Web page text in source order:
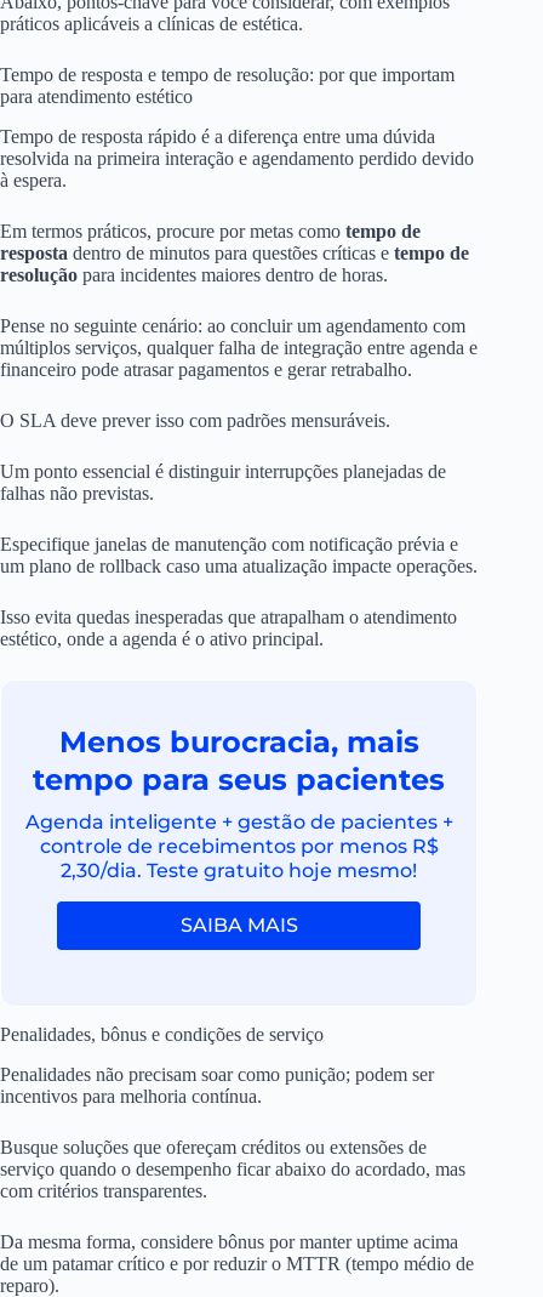
práticos aplicáveis a clínicas de estética.
Tempo de resposta e tempo de resolução: por que importam
para atendimento estético
Tempo de resposta rápido é a diferença entre uma dúvida
resolvida na primeira interação e agendamento perdido devido
à espera.
Em termos práticos, procure por metas como tempo de
resposta dentro de minutos para questões críticas e tempo de
resolução para incidentes maiores dentro de horas.
Pense no seguinte cenário: ao concluir um agendamento com
múltiplos serviços, qualquer falha de integração entre agenda e
financeiro pode atrasar pagamentos e gerar retrabalho.
O SLA deve prever isso com padrões mensuráveis.
Um ponto essencial é distinguir interrupções planejadas de
falhas não previstas.
Especifique janelas de manutenção com notificação prévia e
um plano de rollback caso uma atualização impacte operações.
Isso evita quedas inesperadas que atrapalham o atendimento
estético, onde a agenda é o ativo principal.
Menos burocracia, mais
tempo para seus pacientes
Agenda inteligente + gestão de pacientes +
controle de recebimentos por menos R$
2,30/dia. Teste gratuito hoje mesmo!
SAIBA MAIS
Penalidades, bônus e condições de serviço
Penalidades não precisam soar como punição; podem ser
incentivos para melhoria contínua.
Busque soluções que ofereçam créditos ou extensões de
serviço quando o desempenho ficar abaixo do acordado, mas
com critérios transparentes.
Da mesma forma, considere bônus por manter uptime acima
de um patamar crítico e por reduzir o MTTR (tempo médio de
reparo).